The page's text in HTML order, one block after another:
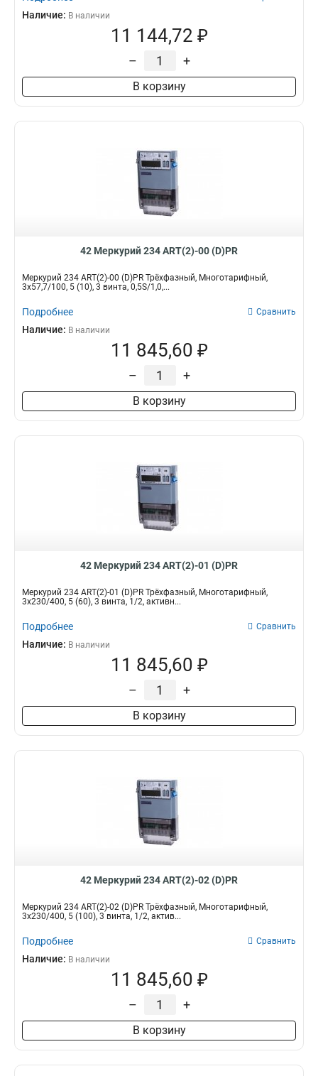
Наличие: В наличии
11 144,72 ₽
– +
В корзину
42 Меркурий 234 ART(2)-00 (D)PR
Меркурий 234 ART(2)-00 (D)PR Трёхфазный, Многотарифный,
3x57,7/100, 5 (10), 3 винта, 0,5S/1,0,...
Подробнее Сравнить
Наличие: В наличии
11 845,60 ₽
– +
В корзину
42 Меркурий 234 ART(2)-01 (D)PR
Меркурий 234 ART(2)-01 (D)PR Трёхфазный, Многотарифный,
3x230/400, 5 (60), 3 винта, 1/2, активн...
Подробнее Сравнить
Наличие: В наличии
11 845,60 ₽
– +
В корзину
42 Меркурий 234 ART(2)-02 (D)PR
Меркурий 234 ART(2)-02 (D)PR Трёхфазный, Многотарифный,
3x230/400, 5 (100), 3 винта, 1/2, актив...
Подробнее Сравнить
Наличие: В наличии
11 845,60 ₽
– +
В корзину